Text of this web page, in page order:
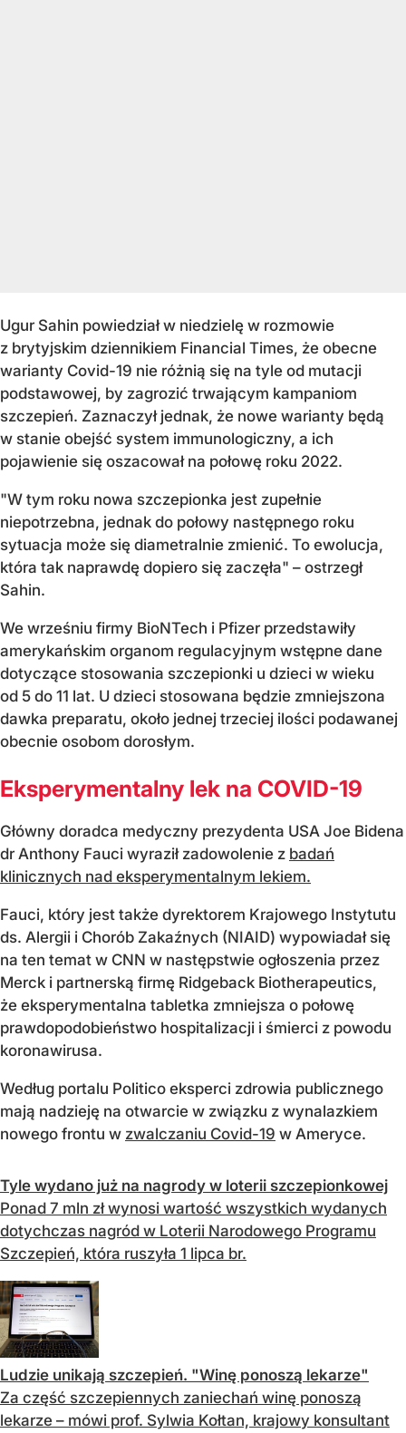
Ugur Sahin powiedział w niedzielę w rozmowie
z brytyjskim dziennikiem Financial Times, że obecne
warianty Covid-19 nie różnią się na tyle od mutacji
podstawowej, by zagrozić trwającym kampaniom
szczepień. Zaznaczył jednak, że nowe warianty będą
w stanie obejść system immunologiczny, a ich
pojawienie się oszacował na połowę roku 2022.
"W tym roku nowa szczepionka jest zupełnie
niepotrzebna, jednak do połowy następnego roku
sytuacja może się diametralnie zmienić. To ewolucja,
która tak naprawdę dopiero się zaczęła" – ostrzegł
Sahin.
We wrześniu firmy BioNTech i Pfizer przedstawiły
amerykańskim organom regulacyjnym wstępne dane
dotyczące stosowania szczepionki u dzieci w wieku
od 5 do 11 lat. U dzieci stosowana będzie zmniejszona
dawka preparatu, około jednej trzeciej ilości podawanej
obecnie osobom dorosłym.
Eksperymentalny lek na COVID-19
Główny doradca medyczny prezydenta USA Joe Bidena
dr Anthony Fauci wyraził zadowolenie z badań
klinicznych nad eksperymentalnym lekiem.
Fauci, który jest także dyrektorem Krajowego Instytutu
ds. Alergii i Chorób Zakaźnych (NIAID) wypowiadał się
na ten temat w CNN w następstwie ogłoszenia przez
Merck i partnerską firmę Ridgeback Biotherapeutics,
że eksperymentalna tabletka zmniejsza o połowę
prawdopodobieństwo hospitalizacji i śmierci z powodu
koronawirusa.
Według portalu Politico eksperci zdrowia publicznego
mają nadzieję na otwarcie w związku z wynalazkiem
nowego frontu w zwalczaniu Covid-19 w Ameryce.
Tyle wydano już na nagrody w loterii szczepionkowej
Ponad 7 mln zł wynosi wartość wszystkich wydanych
dotychczas nagród w Loterii Narodowego Programu
Szczepień, która ruszyła 1 lipca br.
Ludzie unikają szczepień. "Winę ponoszą lekarze"
Za część szczepiennych zaniechań winę ponoszą
lekarze – mówi prof. Sylwia Kołtan, krajowy konsultant